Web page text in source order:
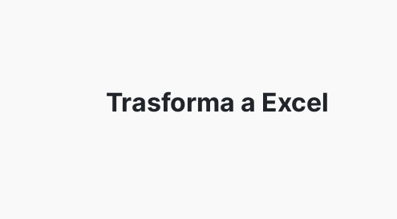
Trasforma a Excel